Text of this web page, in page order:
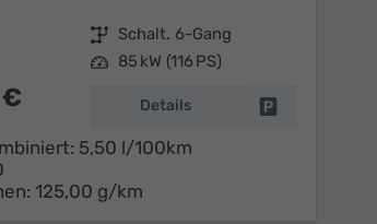
Getriebe Schalt. 6-Gang
Leistung 85 kW (116 PS)
Details
5,50 l/100km
125,00 g/km